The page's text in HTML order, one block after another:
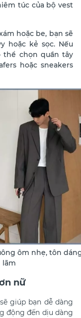
túc của bộ vest
hoặc be, bạn sẽ
hoặc kẻ sọc. Nếu
chọn quần tây
hoặc sneakers
ôm nhẹ, tôn
lãm
nữ
giúp bạn dễ dàng
động đến dịu dàng